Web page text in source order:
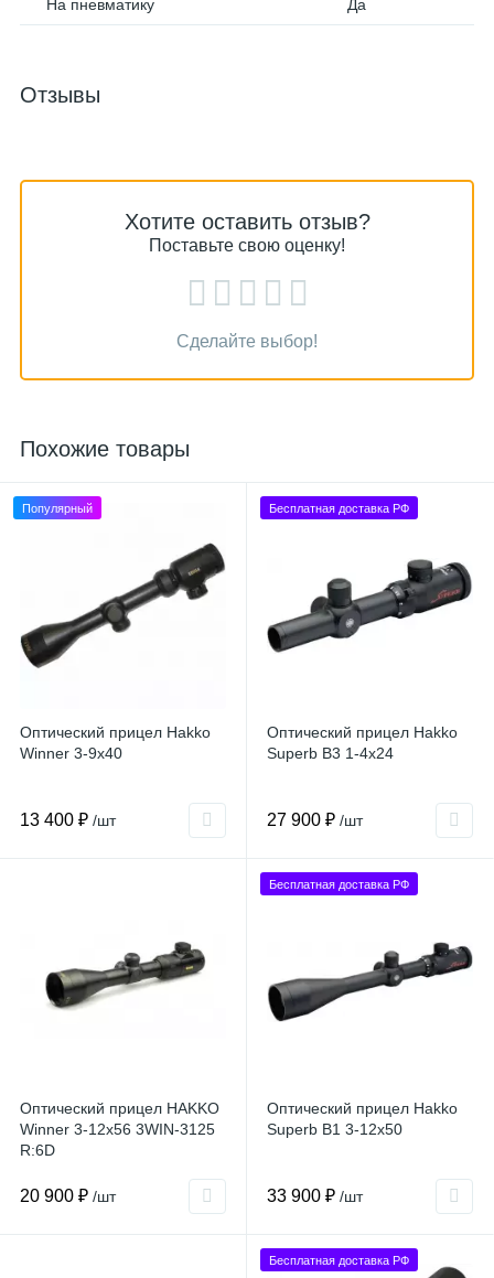
На пневматику Да
Отзывы
Хотите оставить отзыв?
Поставьте свою оценку!
Сделайте выбор!
Похожие товары
Популярный
Оптический прицел Hakko
Winner 3-9x40
13 400 ₽ /шт
Бесплатная доставка РФ
Оптический прицел Hakko
Superb B3 1-4x24
27 900 ₽ /шт
Оптический прицел HAKKO
Winner 3-12x56 3WIN-3125
R:6D
20 900 ₽ /шт
Бесплатная доставка РФ
Оптический прицел Hakko
Superb B1 3-12x50
33 900 ₽ /шт
Бесплатная доставка РФ